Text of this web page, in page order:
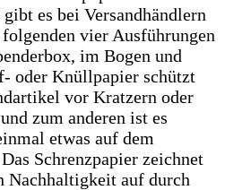
es bei Versandhändlern
vier Ausführungen
im Bogen und
oder Knüllpapier schützt
vor Kratzern oder
zum anderen ist es
etwas auf dem
Schrenzpapier zeichnet
Nachhaltigkeit auf durch